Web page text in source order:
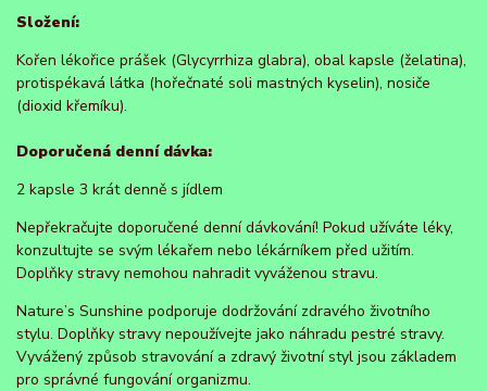
Složení:
Kořen lékořice prášek (Glycyrrhiza glabra), obal kapsle (želatina),
protispékavá látka (hořečnaté soli mastných kyselin), nosiče
(dioxid křemíku).
Doporučená denní dávka:
2 kapsle 3 krát denně s jídlem
Nepřekračujte doporučené denní dávkování! Pokud užíváte léky,
konzultujte se svým lékařem nebo lékárníkem před užitím.
Doplňky stravy nemohou nahradit vyváženou stravu.
Nature’s Sunshine podporuje dodržování zdravého životního
stylu. Doplňky stravy nepoužívejte jako náhradu pestré stravy.
Vyvážený způsob stravování a zdravý životní styl jsou základem
pro správné fungování organizmu.